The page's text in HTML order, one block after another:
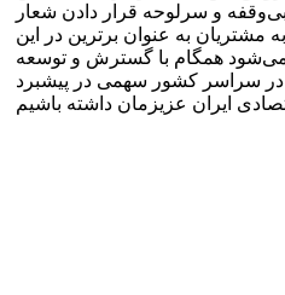
و سرلوحه قرار دادن شعار
به عنوان برترین در این
همگام با گسترش و توسعه
در سراسر کشور سهمی در پیشبرد